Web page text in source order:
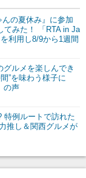
んの夏休み』に参加
てみた！ 「RTA in Ja
利用し8/9から1週間
ルメを楽しんでき
”を味わう様子に
の声
特例ルートで訪れた
推し＆関西グルメが